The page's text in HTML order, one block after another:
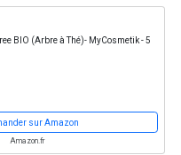
BIO (Arbre à Thé)- MyCosmetik - 5
sur Amazon
Amazon.fr